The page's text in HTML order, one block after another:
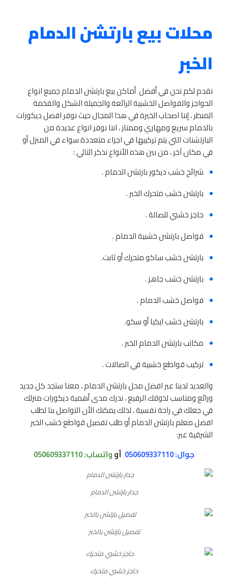
محلات بيع بارتشن الدمام
الخبر
نقدم لكم نحن في أفضل أماكن بيع بارتشن الدمام جميع انواع
الحواجز والفواصل الخشبية الرائعة والجميلة الشكل والفخمة
المنظر ، إننا اصحاب الخبرة في هذا المجال حيث نوفر افضل ديكورات
بالدمام سريع ومهاري وممتاز ، اننا نوفر انواع عديدة من
البارتشنات التي يتم تركيبها في اجزاء متعددة سواء في المنزل أو
في مكان آخر ، من بين هذه الأنواع نذكر التالي :
شرائح خشب ديكور بارتشن الدمام .
بارتشن خشب متحرك الخبر .
حاجز خشبي للصالة .
فواصل بارتشن خشبية الدمام .
بارتشن خشب ساكو متحرك أو ثابت.
بارتشن خشب جاهز .
فواصل خشب الدمام .
بارتشن خشب ايكيا أو سكو.
مكاتب بارتشن الدمام الخبر .
تركيب قواطع خشبية في الصالات .
والعديد لدينا عبر افضل محل بارتشن الدمام ، معنا ستجد كل جديد
ورائع ومناسب لذوقك الرفيع ، ندرك مدى أهمية ديكورات منزلك
في جعلك في راحة نفسية ، لذلك يمكنك الأن التواصل بنا لطلب
افضل معلم بارتشن الدمام أو طلب تفصيل قواطع خشب الخبر
الشرقية عبر:
جوال: 050609337110
أوواتساب:050609337110
جدار بارتشن الدمام
تفصيل بارتشن بالخبر
حاجز خشبي متحرك